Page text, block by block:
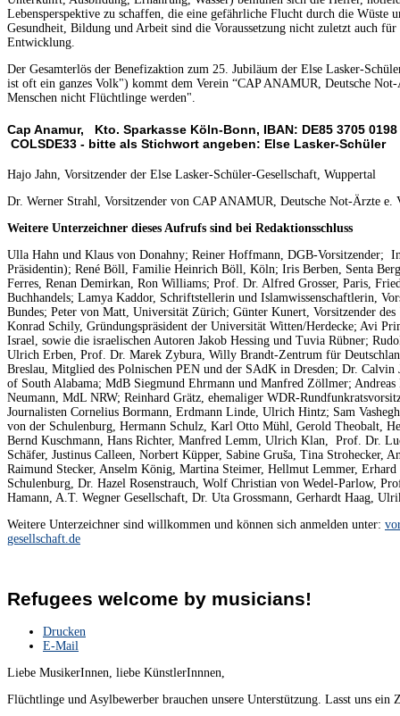
Lebensperspektive zu schaffen, die eine gefährliche Flucht durch die Wüste
Gesundheit, Bildung und Arbeit sind die Voraussetzung nicht zuletzt auch
Entwicklung.
Der Gesamterlös der Benefizaktion zum 25. Jubiläum der Else Lasker-
ist oft ein ganzes Volk") kommt dem Verein “CAP ANAMUR, Deutsche
Menschen nicht Flüchtlinge werden".
Cap Anamur, Kto. Sparkasse Köln-Bonn, IBAN: DE85 3705
COLSDE33 - bitte als Stichwort angeben: Else Lasker-Schüler
Hajo Jahn, Vorsitzender der Else Lasker-Schüler-Gesellschaft, Wuppertal
Dr. Werner Strahl, Vorsitzender von CAP ANAMUR, Deutsche Not-Ärzte e.
Weitere Unterzeichner dieses Aufrufs sind bei Redaktionsschluss
Ulla Hahn und Klaus von Donahny; Reiner Hoffmann, DGB-Vorsitzender;
Präsidentin); René Böll, Familie Heinrich Böll, Köln; Iris Berben, Senta
Ferres, Renan Demirkan, Ron Williams; Prof. Dr. Alfred Grosser, Paris,
Buchhandels; Lamya Kaddor, Schriftstellerin und Islamwissenschaftlerin,
Bundes; Peter von Matt, Universität Zürich; Günter Kunert, Vorsitzender
Konrad Schily, Gründungspräsident der Universität Witten/Herdecke; Avi
Israel, sowie die israelischen Autoren Jakob Hessing und Tuvia Rübner;
Ulrich Erben, Prof. Dr. Marek Zybura, Willy Brandt-Zentrum für
Breslau, Mitglied des Polnischen PEN und der SAdK in Dresden; Dr. Calvin
of South Alabama; MdB Siegmund Ehrmann und Manfred Zöllmer;
Neumann, MdL NRW; Reinhard Grätz, ehemaliger WDR-
Journalisten Cornelius Bormann, Erdmann Linde, Ulrich Hintz; Sam
von der Schulenburg, Hermann Schulz, Karl Otto Mühl, Gerold Theobalt,
Bernd Kuschmann, Hans Richter, Manfred Lemm, Ulrich Klan, Prof. Dr.
Schäfer, Justinus Calleen, Norbert Küpper, Sabine Gruša, Tina Strohecker,
Raimund Stecker, Anselm König, Martina Steimer, Hellmut Lemmer,
Schulenburg, Dr. Hazel Rosenstrauch, Wolf Christian von Wedel-Parlow,
Hamann, A.T. Wegner Gesellschaft, Dr. Uta Grossmann, Gerhardt Haag,
Weitere Unterzeichner sind willkommen und können sich anmelden unter:
gesellschaft.de
Refugees welcome by musicians!
Drucken
E-Mail
Liebe MusikerInnen, liebe KünstlerInnnen,
Flüchtlinge und Asylbewerber brauchen unsere Unterstützung. Lasst uns ein